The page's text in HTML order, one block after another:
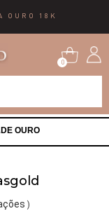
OURO 18K
0
OURO
)